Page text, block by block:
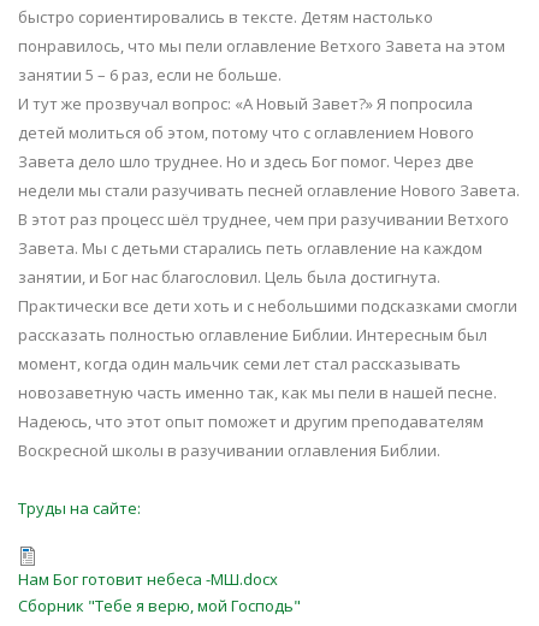
быстро сориентировались в тексте. Детям настолько
понравилось, что мы пели оглавление Ветхого Завета на этом
занятии 5 – 6 раз, если не больше.
И тут же прозвучал вопрос: «А Новый Завет?» Я попросила
детей молиться об этом, потому что с оглавлением Нового
Завета дело шло труднее. Но и здесь Бог помог. Через две
недели мы стали разучивать песней оглавление Нового Завета.
В этот раз процесс шёл труднее, чем при разучивании Ветхого
Завета. Мы с детьми старались петь оглавление на каждом
занятии, и Бог нас благословил. Цель была достигнута.
Практически все дети хоть и с небольшими подсказками смогли
рассказать полностью оглавление Библии. Интересным был
момент, когда один мальчик семи лет стал рассказывать
новозаветную часть именно так, как мы пели в нашей песне.
Надеюсь, что этот опыт поможет и другим преподавателям
Воскресной школы в разучивании оглавления Библии.
Труды на сайте:
Нам Бог готовит небеса -МШ.docx
Сборник "Тебе я верю, мой Господь"